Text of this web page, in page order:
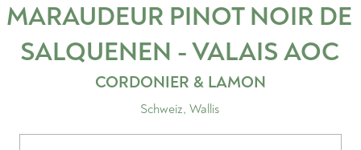
MARAUDEUR PINOT NOIR DE
SALQUENEN - VALAIS AOC
CORDONIER & LAMON
Schweiz, Wallis